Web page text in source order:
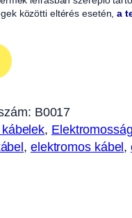
közötti eltérés esetén,a
B0017
, Elektromosság
, elektromos kábel,